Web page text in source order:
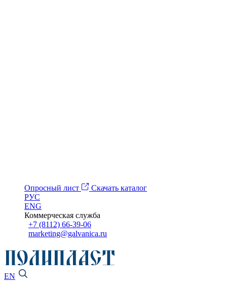
Опросный лист
Скачать каталог
РУС
ENG
Коммерческая служба
+7 (8112) 66-39-06
marketing@galvanica.ru
EN